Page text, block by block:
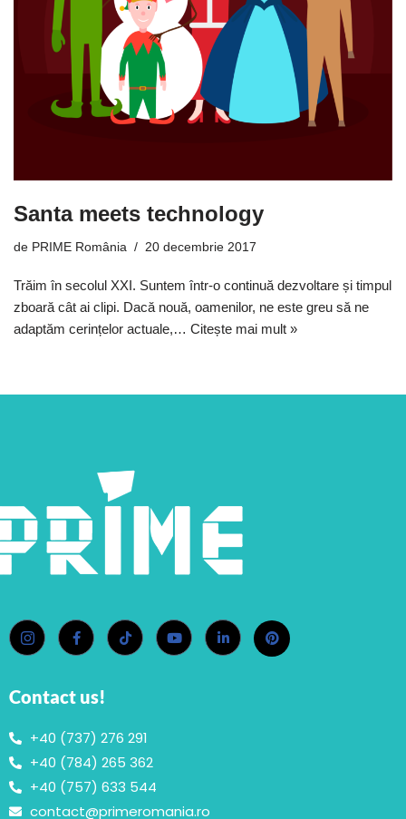
Santa meets technology
de PRIME România 20 decembrie 2017
Trăim în secolul XXI. Suntem într-o continuă dezvoltare și timpul
zboară cât ai clipi. Dacă nouă, oamenilor, ne este greu să ne
adaptăm cerințelor actuale,… Citește mai mult »
Contact us!
+40 (737) 276 291
+40 (784) 265 362
+40 (757) 633 544
contact@primeromania.ro